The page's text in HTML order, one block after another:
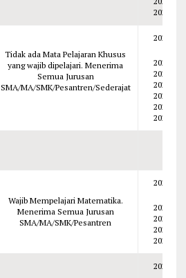
2022
Tidak ada Mata Pelajaran Khusus
yang wajib dipelajari. Menerima
Semua Jurusan
SMA/MA/SMK/Pesantren/Sederajat
2026
2025
2024
2023
2022
2021
2020
Wajib Mempelajari Matematika.
Menerima Semua Jurusan
SMA/MA/SMK/Pesantren
2026
2025
2024
2023
2022
2026